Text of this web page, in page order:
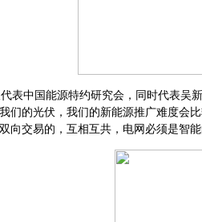
表中国能源特约研究会，同时代表吴
们的光伏，我们的新能源推广难度会
向交易的，互相互共，电网必须是智